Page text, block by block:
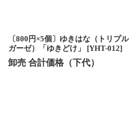
〔800円×5個〕ゆきはな（トリプル
ガーゼ）「ゆきどけ」
[YHT-012]
卸売 合計価格（下代）